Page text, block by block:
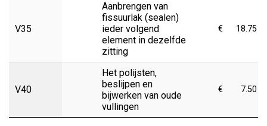
V35
Aanbrengen van
fissuurlak (sealen)
ieder volgend
element in dezelfde
zitting
€ 18.75
V40
Het polijsten,
beslijpen en
bijwerken van oude
vullingen
€ 7.50